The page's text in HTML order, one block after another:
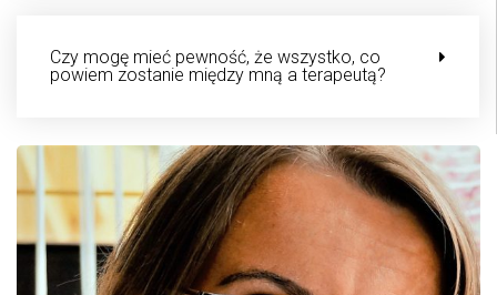
Czy mogę mieć pewność, że wszystko, co
powiem zostanie między mną a terapeutą?